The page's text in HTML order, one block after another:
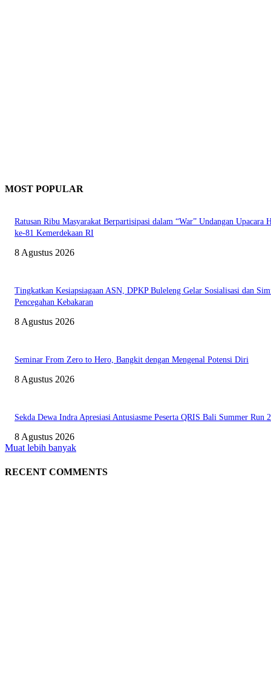
MOST POPULAR
Ratusan Ribu Masyarakat Berpartisipasi dalam “War” Undangan Upacara
ke-81 Kemerdekaan RI
8 Agustus 2026
Tingkatkan Kesiapsiagaan ASN, DPKP Buleleng Gelar Sosialisasi dan
Pencegahan Kebakaran
8 Agustus 2026
Seminar From Zero to Hero, Bangkit dengan Mengenal Potensi Diri
8 Agustus 2026
Sekda Dewa Indra Apresiasi Antusiasme Peserta QRIS Bali Summer Run
8 Agustus 2026
Muat lebih banyak
RECENT COMMENTS